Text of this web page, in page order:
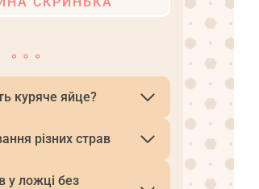
куряче яйце?
різних страв
у ложці без